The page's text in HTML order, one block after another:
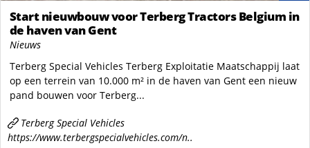
Start nieuwbouw voor Terberg Tractors Belgium in
de haven van Gent
Nieuws
Terberg Special Vehicles Terberg Exploitatie Maatschappij laat
op een terrein van 10.000 m² in de haven van Gent een nieuw
pand bouwen voor Terberg...
Terberg Special Vehicles
https://www.terbergspecialvehicles.com/n..